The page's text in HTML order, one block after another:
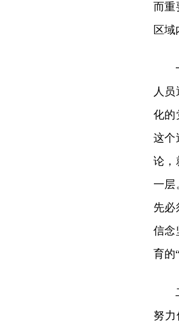
而重
区域
人
化的
这个
论，
一层
先必
信念
育的
努